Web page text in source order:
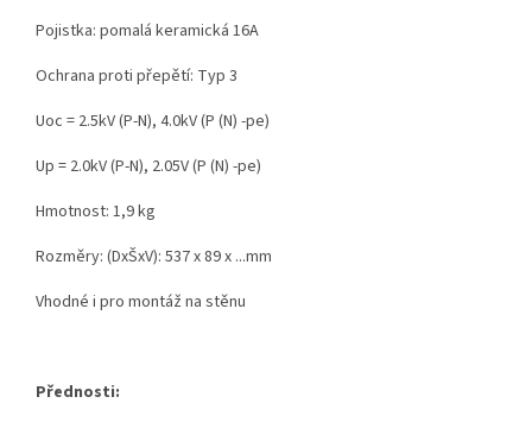
Pojistka: pomalá keramická 16A
Ochrana proti přepětí: Typ 3
Uoc = 2.5kV(P-N), 4.0kV(P (N) -pe)
Up = 2.0kV(P-N), 2.05V(P (N) -pe)
Hmotnost: 1,9 kg
Rozměry: (DxŠxV): 537 x 89 x ...mm
Vhodné i pro montáž na stěnu
Přednosti: